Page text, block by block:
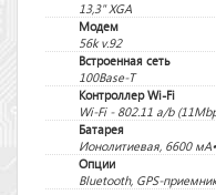
13,3" XGA
Модем
56k v.92
Встроенная сеть
100Base-T
Контроллер Wi-Fi
Wi-Fi - 802.11 a/b
Батарея
Ионолитиевая, 6600
Опции
Bluetooth, GPS-